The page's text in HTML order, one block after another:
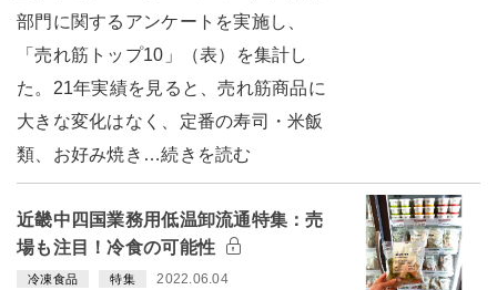
部門に関するアンケートを実施し、
「売れ筋トップ10」（表）を集計し
た。21年実績を見ると、売れ筋商品に
大きな変化はなく、定番の寿司・米飯
類、お好み焼き…続きを読む
近畿中四国業務用低温卸流通特集：売
場も注目！冷食の可能性
冷凍食品 特集 2022.06.04